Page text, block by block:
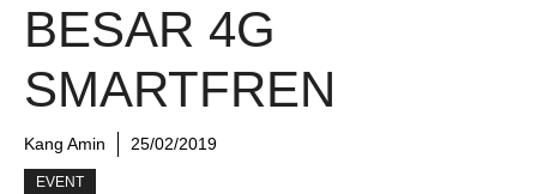
BESAR 4G
SMARTFREN
Kang Amin 25/02/2019
EVENT